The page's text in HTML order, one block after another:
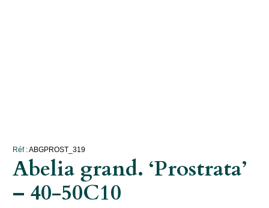
Réf :ABGPROST_319
Abelia grand. ‘Prostrata’
– 40-50C10